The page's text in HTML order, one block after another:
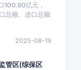
100.90亿元，
总额、进口总额
2025-08-19
管区(综保区